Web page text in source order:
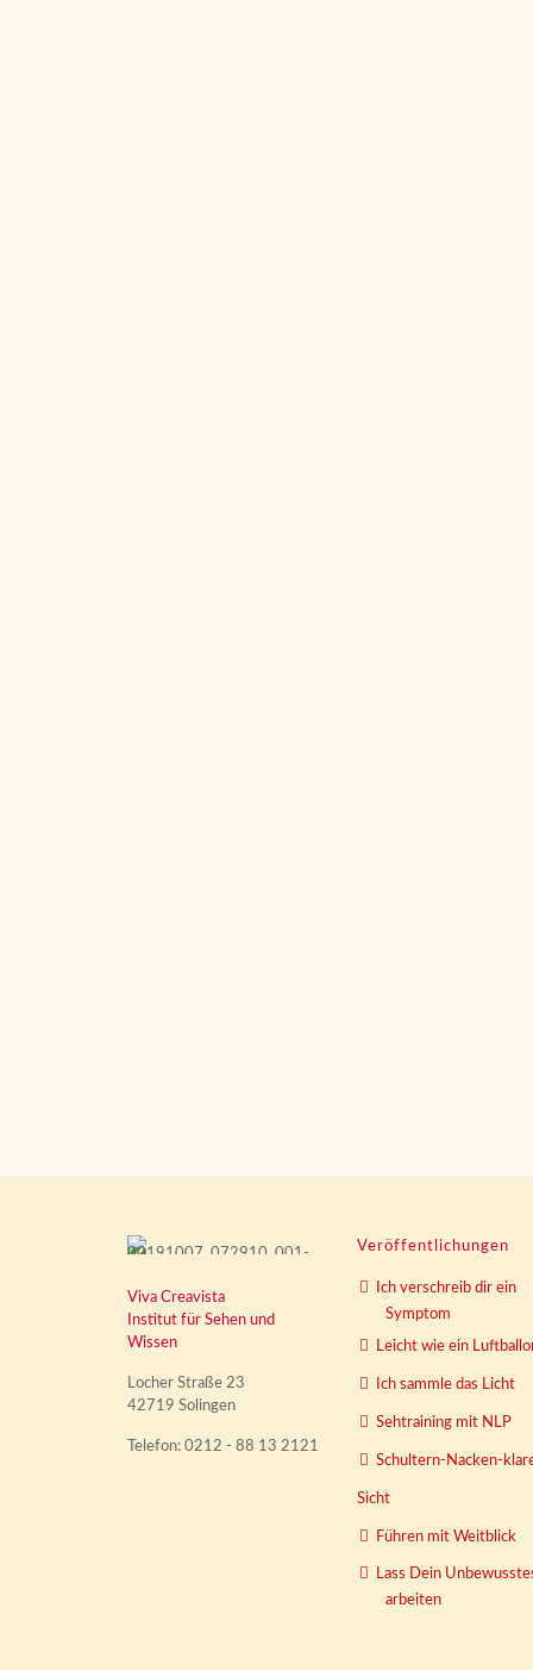
Viva Creavista
Institut für Sehen und
Wissen
Locher Straße 23
42719 Solingen
Telefon: 0212 - 88 13 2121
Veröffentlichungen
Ich verschreib dir ein
Symptom
Leicht wie ein
Ich sammle das Licht
Sehtraining mit NLP
Schultern-Nacken-
Sicht
Führen mit Weitblick
Lass Dein
arbeiten